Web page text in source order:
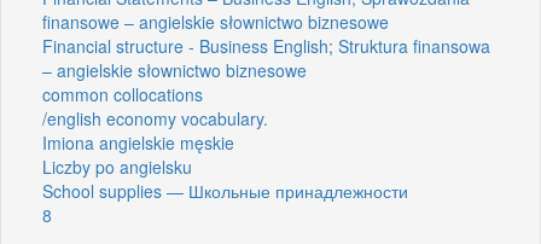
finansowe – angielskie słownictwo biznesowe
Financial structure - Business English; Struktura finansowa
– angielskie słownictwo biznesowe
common collocations
/english economy vocabulary.
Imiona angielskie męskie
Liczby po angielsku
School supplies — Школьные принадлежности
8